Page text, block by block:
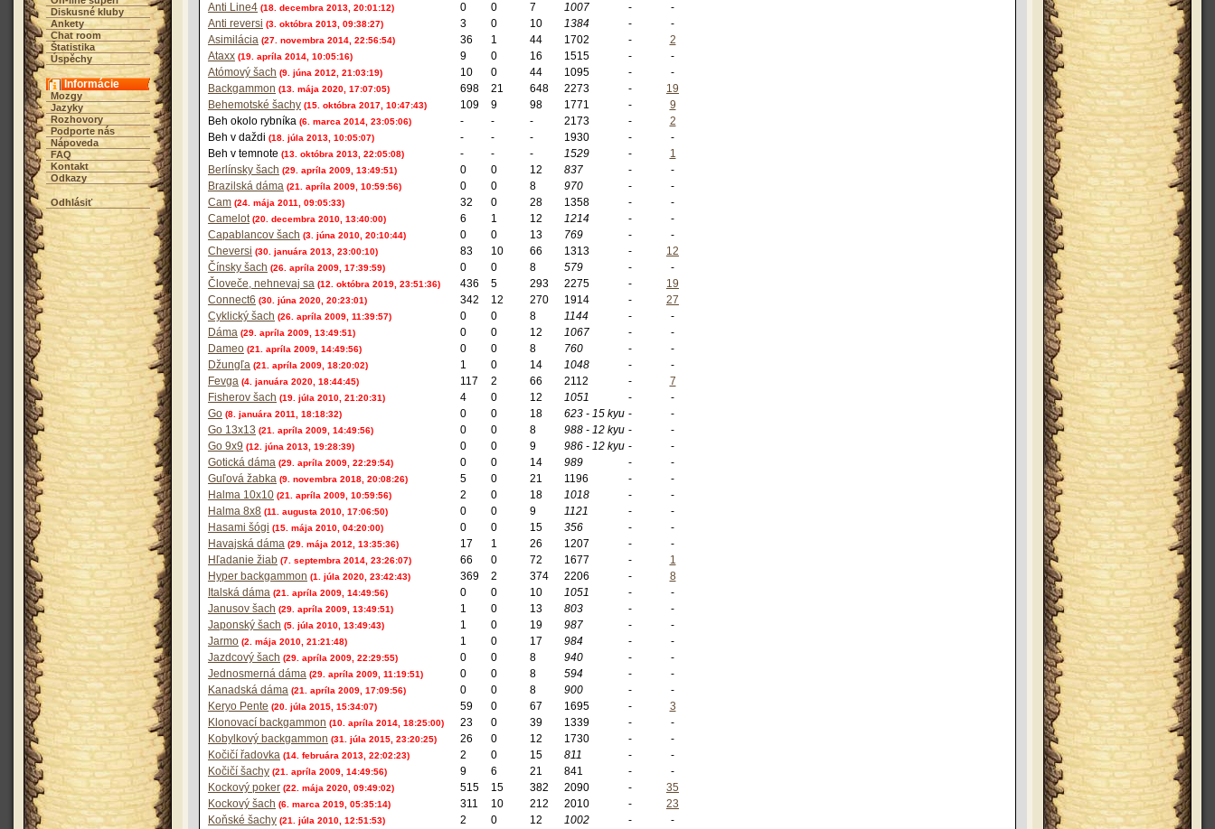
Diskusné kluby
Ankety
Chat room
Štatistika
Úspěchy
Informácie
Mozgy
Jazyky
Rozhovory
Podporte nás
Nápoveda
FAQ
Kontakt
Odkazy
Odhlásiť
Anti Line4 (18. decembra 2013, 20:01:12) 0 0 7 1007 -
-
Anti reversi (3. októbra 2013, 09:38:27) 3 0 10 1384 -
-
Asimilácia (27. novembra 2014, 22:56:54) 36 1 44 1702 -
2
Ataxx (19. apríla 2014, 10:05:16) 9 0 16 1515 -
-
Atómový šach (9. júna 2012, 21:03:19) 10 0 44 1095 -
-
Backgammon (13. mája 2020, 17:07:05) 698 21 648 2273 -
19
Behemotské šachy (15. októbra 2017, 10:47:43) 109 9 98 1771 -
9
Beh okolo rybníka (6. marca 2014, 23:05:06) - - - 2173 -
2
Beh v daždi (18. júla 2013, 10:05:07) - - - 1930 -
-
Beh v temnote (13. októbra 2013, 22:05:08) - - - 1529 -
1
Berlínsky šach (29. apríla 2009, 13:49:51) 0 0 12 837 -
-
Brazilská dáma (21. apríla 2009, 10:59:56) 0 0 8 970 -
-
Cam (24. mája 2011, 09:05:33) 32 0 28 1358 -
-
Camelot (20. decembra 2010, 13:40:00) 6 1 12 1214 -
-
Capablancov šach (3. júna 2010, 20:10:44) 0 0 13 769 -
-
Cheversi (30. januára 2013, 23:00:10) 83 10 66 1313 -
12
Čínsky šach (26. apríla 2009, 17:39:59) 0 0 8 579 -
-
Človeče, nehnevaj sa (12. októbra 2019, 23:51:36) 436 5 293 2275 -
19
Connect6 (30. júna 2020, 20:23:01) 342 12 270 1914 -
27
Cyklický šach (26. apríla 2009, 11:39:57) 0 0 8 1144 -
-
Dáma (29. apríla 2009, 13:49:51) 0 0 12 1067 -
-
Dameo (21. apríla 2009, 14:49:56) 0 0 8 760 -
-
Džungľa (21. apríla 2009, 18:20:02) 1 0 14 1048 -
-
Fevga (4. januára 2020, 18:44:45) 117 2 66 2112 -
7
Fisherov šach (19. júla 2010, 21:20:31) 4 0 12 1051 -
-
Go (8. januára 2011, 18:18:32) 0 0 18 623 - 15 kyu -
-
Go 13x13 (21. apríla 2009, 14:49:56) 0 0 8 988 - 12 kyu -
-
Go 9x9 (12. júna 2013, 19:28:39) 0 0 9 986 - 12 kyu -
-
Gotická dáma (29. apríla 2009, 22:29:54) 0 0 14 989 -
-
Guľová žabka (9. novembra 2018, 20:08:26) 5 0 21 1196 -
-
Halma 10x10 (21. apríla 2009, 10:59:56) 2 0 18 1018 -
-
Halma 8x8 (11. augusta 2010, 17:06:50) 0 0 9 1121 -
-
Hasami šógi (15. mája 2010, 04:20:00) 0 0 15 356 -
-
Havajská dáma (29. mája 2012, 13:35:36) 17 1 26 1207 -
-
Hľadanie žiab (7. septembra 2014, 23:26:07) 66 0 72 1677 -
1
Hyper backgammon (1. júla 2020, 23:42:43) 369 2 374 2206 -
8
Italská dáma (21. apríla 2009, 14:49:56) 0 0 10 1051 -
-
Janusov šach (29. apríla 2009, 13:49:51) 1 0 13 803 -
-
Japonský šach (5. júla 2010, 13:49:43) 1 0 19 987 -
-
Jarmo (2. mája 2010, 21:21:48) 1 0 17 984 -
-
Jazdcový šach (29. apríla 2009, 22:29:55) 0 0 8 940 -
-
Jednosmerná dáma (29. apríla 2009, 11:19:51) 0 0 8 594 -
-
Kanadská dáma (21. apríla 2009, 17:09:56) 0 0 8 900 -
-
Keryo Pente (20. júla 2015, 15:34:07) 59 0 67 1695 -
3
Klonovací backgammon (10. apríla 2014, 18:25:00) 23 0 39 1339 -
-
Kobylkový backgammon (31. júla 2015, 23:20:25) 26 0 12 1730 -
-
Kočičí řadovka (14. februára 2013, 22:02:23) 2 0 15 811 -
-
Kočičí šachy (21. apríla 2009, 14:49:56) 9 6 21 841 -
-
Kockový poker (22. mája 2020, 09:49:02) 515 15 382 2090 -
35
Kockový šach (6. marca 2019, 05:35:14) 311 10 212 2010 -
23
Koňské šachy (21. júla 2010, 12:51:53) 2 0 12 1002 -
-